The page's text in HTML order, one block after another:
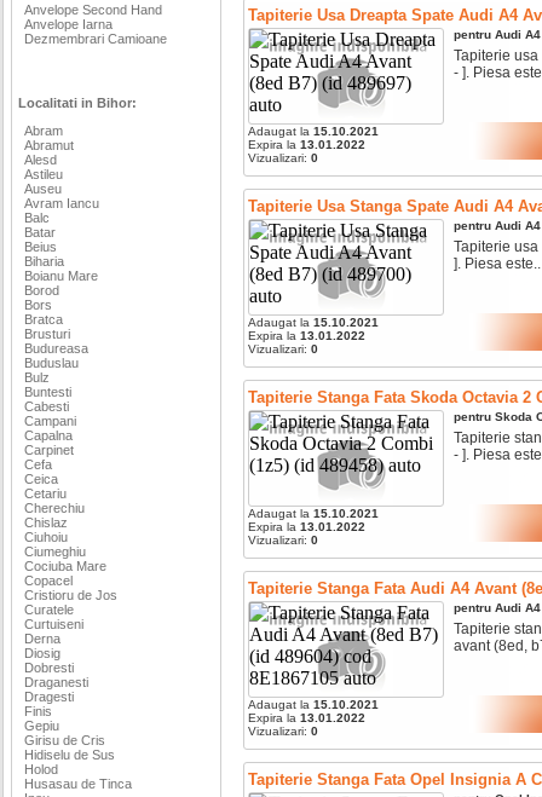
Anvelope Second Hand
Anvelope Iarna
Dezmembrari Camioane
Localitati in Bihor:
Abram
Abramut
Alesd
Astileu
Auseu
Avram Iancu
Balc
Batar
Beius
Biharia
Boianu Mare
Borod
Bors
Bratca
Brusturi
Budureasa
Buduslau
Bulz
Buntesti
Cabesti
Campani
Capalna
Carpinet
Cefa
Ceica
Cetariu
Cherechiu
Chislaz
Ciuhoiu
Ciumeghiu
Cociuba Mare
Copacel
Cristioru de Jos
Curatele
Curtuiseni
Derna
Diosig
Dobresti
Draganesti
Dragesti
Finis
Gepiu
Girisu de Cris
Hidiselu de Sus
Holod
Husasau de Tinca
Tapiterie Usa Dreapta Spate Audi A4
Adaugat la 15.10.2021
Expira la 13.01.2022
Vizualizari: 0
pentru Audi A4
Tapiterie
- ]. Piesa
Tapiterie Usa Stanga Spate Audi A4
Adaugat la 15.10.2021
Expira la 13.01.2022
Vizualizari: 0
pentru Audi A4
Tapiterie
]. Piesa
Tapiterie Stanga Fata Skoda Octavia 2
Adaugat la 15.10.2021
Expira la 13.01.2022
Vizualizari: 0
pentru Skoda
Tapiterie
- ]. Piesa
Tapiterie Stanga Fata Audi A4 Avant
Adaugat la 15.10.2021
Expira la 13.01.2022
Vizualizari: 0
pentru Audi A4
Tapiterie
avant (8ed,
Tapiterie Stanga Fata Opel Insignia A